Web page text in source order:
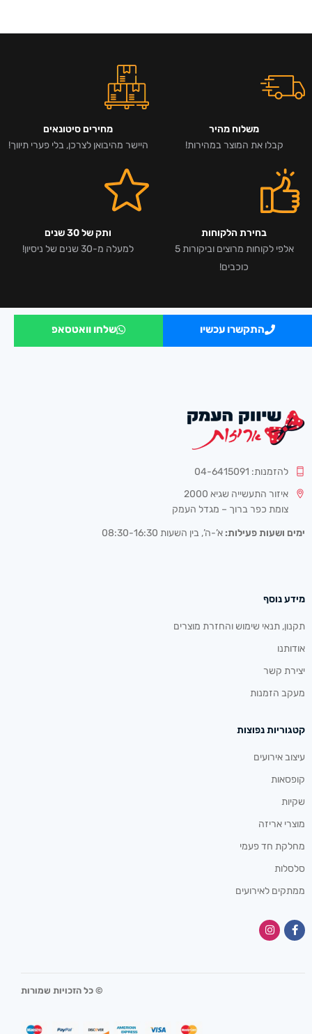
משלוח מהיר
קבלו את המוצר במהירות!
מחירים סיטונאים
היישר מהיבואן לצרכן, בלי פערי תיווך!
בחירת הלקוחות
אלפי לקוחות מרוצים וביקורות 5
כוכבים!
ותק של 30 שנים
למעלה מ-30 שנים של ניסיון!
התקשרו עכשיו שלחו וואטסאפ
להזמנות: 04-6415091
איזור התעשייה שגיא 2000
צומת כפר ברוך – מגדל העמק
ימים ושעות פעילות: א’-ה’, בין השעות 08:30-16:30
מידע נוסף
תקנון, תנאי שימוש והחזרת מוצרים
אודותנו
יצירת קשר
מעקב הזמנות
קטגוריות נפוצות
עיצוב אירועים
קופסאות
שקיות
מוצרי אריזה
מחלקת חד פעמי
סלסלות
ממתקים לאירועים
© כל הזכויות שמורות